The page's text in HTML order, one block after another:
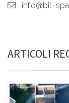
info@bit-
ARTICOLI